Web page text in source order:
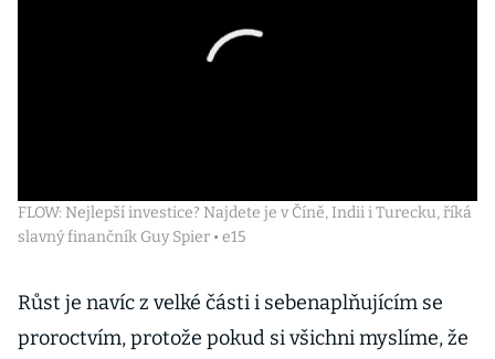
FLOW: Nejlepší investice? Najdete je v Číně, Indii i Turecku, říká
slavný finančník Guy Spier • e15
Růst je navíc z velké části i sebenaplňujícím se
proroctvím, protože pokud si všichni myslíme, že